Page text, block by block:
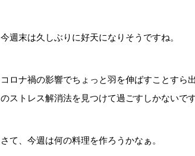
今週末は久しぶりに好天になりそうですね。
コロナ禍の影響でちょっと羽を伸ばすことすら
のストレス解消法を見つけて過ごすしかないです
さて、今週は何の料理を作ろうかなぁ。